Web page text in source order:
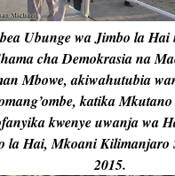
Ubunge wa Jimbo la Hai
cha Demokrasia na
Mbowe, akiwahutubia
katika
kwenye uwanja wa
la Hai, Mkoani Kilimanjaro
2015.